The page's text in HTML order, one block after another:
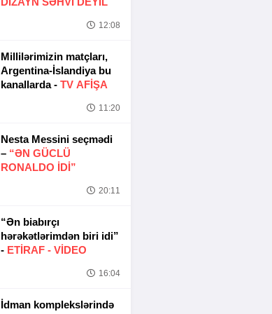
12:08
Millilərimizin matçları,
Argentina-İslandiya bu
kanallarda - TV AFİŞA
11:20
Nesta Messini seçmədi
– “ƏN GÜCLÜ
RONALDO IDI”
20:11
“Ən biabırçı
hərəkətlərimdən biri idi”
- ETIRAF - VİDEO
16:04
İdman komplekslərində